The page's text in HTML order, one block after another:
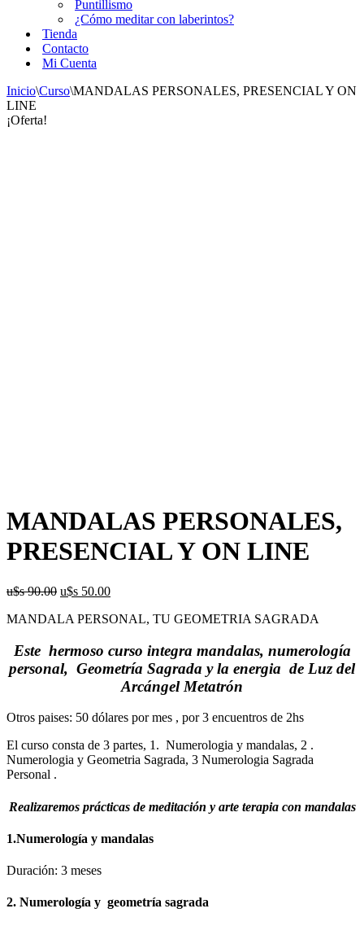
Puntillismo
¿Cómo meditar con laberintos?
Tienda
Contacto
Mi Cuenta
Inicio\Curso\MANDALAS PERSONALES, PRESENCIAL Y ON
LINE
¡Oferta!
MANDALAS PERSONALES,
PRESENCIAL Y ON LINE
u$s90.00 El
original
u$s
90.00.
u$s 50.00El
actual
u$s
50.00.
MANDALA PERSONAL, TU GEOMETRIA SAGRADA
Este hermoso curso integra mandalas, numerología
personal, Geometría Sagrada y la energia de Luz del
Arcángel Metatrón
Otros paises: 50 dólares por mes , por 3 encuentros de 2hs
El curso consta de 3 partes, 1. Numerologia y mandalas, 2 .
Numerologia y Geometria Sagrada, 3 Numerologia Sagrada
Personal .
Realizaremos prácticas de meditación y arte terapia con mandalas
1.Numerología y mandalas
Duración: 3 meses
2. Numerología y geometría sagrada